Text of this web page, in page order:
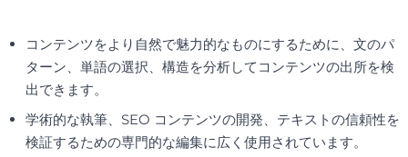
コンテンツをより自然で魅力的なものにするために、文のパ
ターン、単語の選択、構造を分析してコンテンツの出所を検
出できます。
学術的な執筆、SEO コンテンツの開発、テキストの信頼性を
検証するための専門的な編集に広く使用されています。